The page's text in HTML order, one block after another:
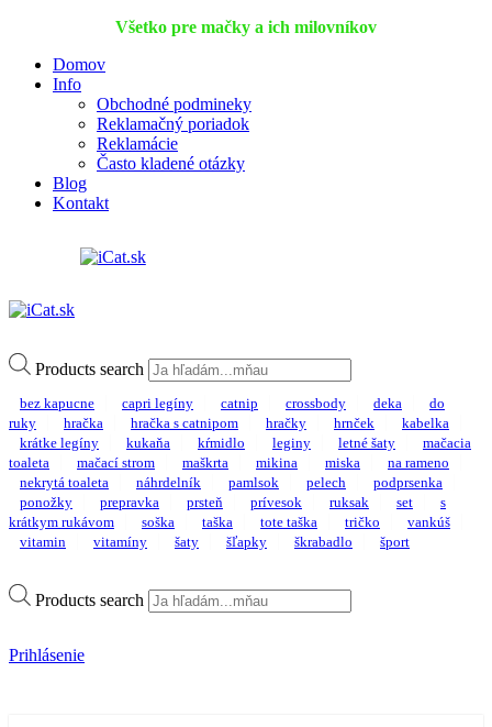
Všetko pre mačky a ich milovníkov
Domov
Info
Obchodné podmineky
Reklamačný poriadok
Reklamácie
Často kladené otázky
Blog
Kontakt
Products search
bez kapucne capri legíny catnip crossbody deka
do
ruky
hračka hračka s catnipom hračky hrnček
kabelka
krátke legíny
kukaňa kŕmidlo leginy letné šaty
mačacia
toaleta
mačací strom maškrta mikina miska
na rameno
nekrytá toaleta
náhrdelník pamlsok pelech
podprsenka
ponožky
prepravka prsteň prívesok ruksak set
s
krátkym rukávom
soška taška tote taška tričko
vankúš
vitamin
vitamíny šaty šľapky škrabadlo šport
Products search
Prihlásenie